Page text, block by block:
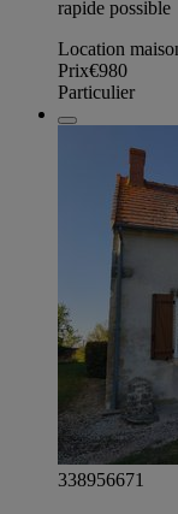
rapide possible
Location
Prix€980
Particulier
338956671